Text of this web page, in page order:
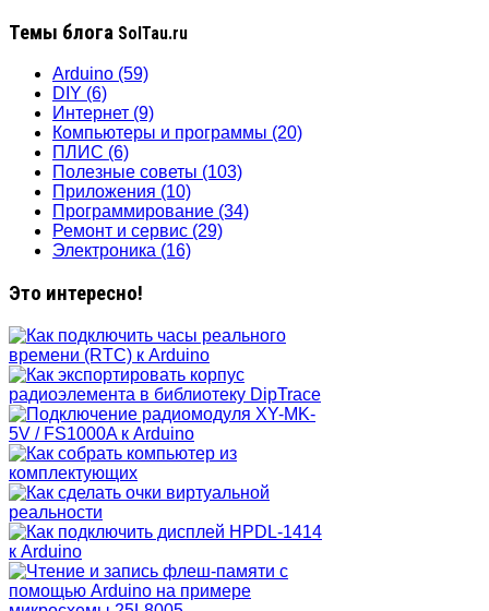
Темы блога SolTau.ru
Arduino (59)
DIY (6)
Интернет (9)
Компьютеры и программы (20)
ПЛИС (6)
Полезные советы (103)
Приложения (10)
Программирование (34)
Ремонт и сервис (29)
Электроника (16)
Это интересно!